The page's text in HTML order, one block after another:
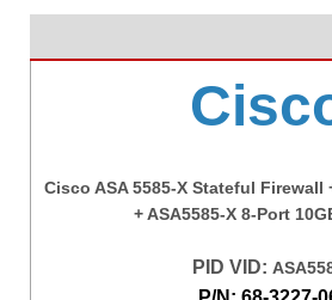
Cisco ASA 5585-X Stateful Firewall
+ ASA5585-X 8-Port
PID VID: